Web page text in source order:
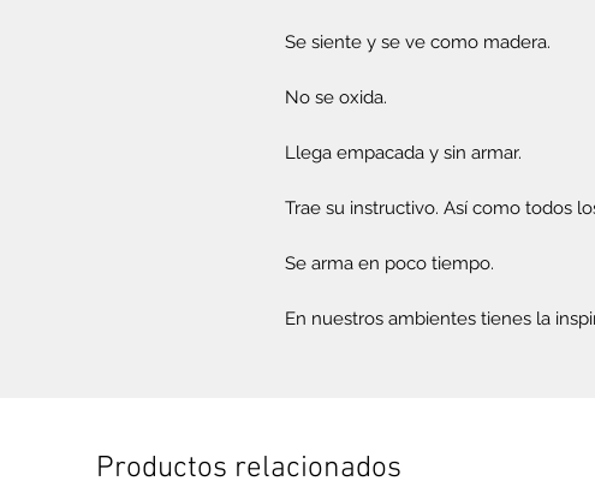
Se siente y se ve como madera.
No se oxida.
Llega empacada y sin armar.
Trae su instructivo. Así como todos
Se arma en poco tiempo.
En nuestros ambientes tienes la
Productos relacionados